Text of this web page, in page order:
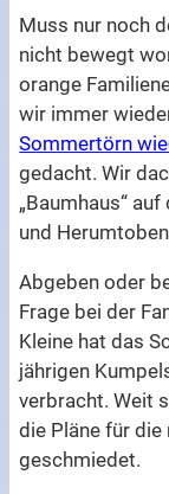
Muss nur noch
nicht bewegt
orange
wir immer
Sommertörn
gedacht. Wir
„Baumhaus“
und
Abgeben oder
Frage bei der
Kleine hat das
jährigen
verbracht. Weit
die Pläne für
geschmiedet.